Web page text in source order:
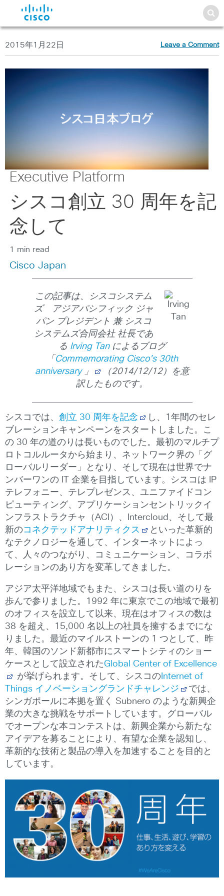
2015年1月22日 Leave a Comment
Executive Platform
シスコ創立 30 周年を記
念して
1 min read
Cisco Japan
この記事は、シスコシステム
ズ アジアパシフィック ジャ
パン プレジデント 兼 シスコ
システムズ合同会社 社長であ
る Irving Tanによるブログ
「 Commemorating Cisco’s 30th
anniversary 」
（2014/12/12）を意
訳したものです。
シスコでは、 創立 30 周年を記念
し、1年間のセレ
ブレーションキャンペーンをスタートしました。こ
の 30 年の道のりは長いものでした。最初のマルチプ
ロトコルルータから始まり、ネットワーク界の「グ
ローバルリーダー」となり、そして現在は世界でナ
ンバーワンの IT 企業を目指しています。シスコは IP
テレフォニー、テレプレゼンス、ユニファイドコン
ピューティング、アプリケーションセントリックイ
ンフラストラクチャ（ACI）、Intercloud、そして最
新のコネクテッドアナリティクス
といった革新的
なテクノロジーを通して、インターネットによっ
て、人々のつながり、コミュニケーション、コラボ
レーションのあり方を変革してきました。
アジア太平洋地域でもまた、シスコは長い道のりを
歩んで参りました。1992 年に東京でこの地域で最初
のオフィスを設立して以来、現在はオフィスの数は
38 を超え、15,000 名以上の社員を擁するまでにな
りました。最近のマイルストーンの 1 つとして、昨
年、韓国のソンド新都市にスマートシティのショー
ケースとして設立されたGlobal Center of Excellence
が挙げられます。そして、シスコの Internet of
Things イノベーショングランドチャレンジ
では、
シンガポールに本拠を置く Subnero のような新興企
業の大きな挑戦をサポートしています。グローバル
でオープンな本コンテストは、新興企業から新たな
アイデアを募ることにより、有望な企業を認知し、
革新的な技術と製品の導入を加速することを目的と
しています。